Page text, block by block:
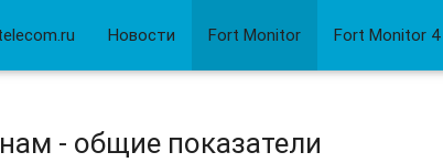
Новости Fort Monitor Fort Monitor 4
- общие показатели